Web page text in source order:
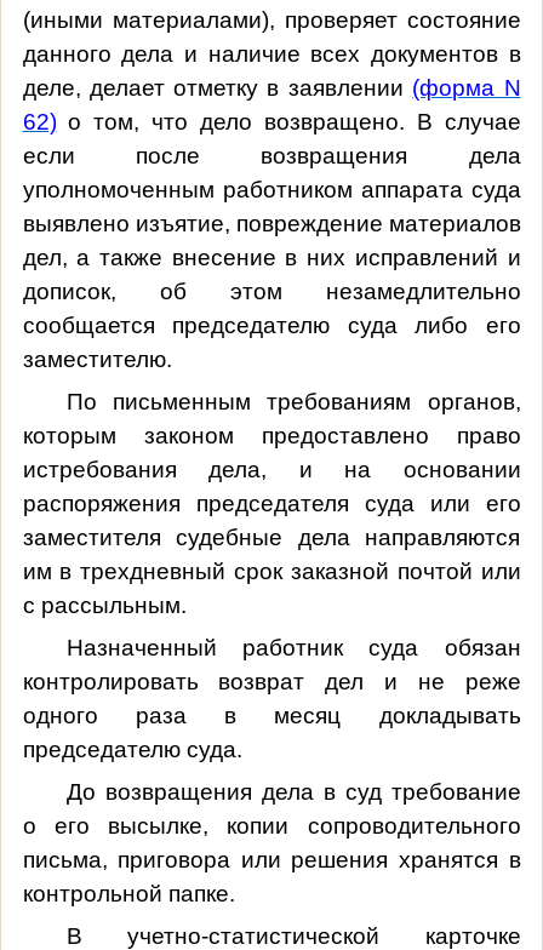
(иными материалами), проверяет состояние
данного дела и наличие всех документов в
деле, делает отметку в заявлении (форма N
62)о том, что дело возвращено. В случае
если после возвращения дела
уполномоченным работником аппарата суда
выявлено изъятие, повреждение материалов
дел, а также внесение в них исправлений и
дописок, об этом незамедлительно
сообщается председателю суда либо его
заместителю.
По письменным требованиям органов,
которым законом предоставлено право
истребования дела, и на основании
распоряжения председателя суда или его
заместителя судебные дела направляются
им в трехдневный срок заказной почтой или
с рассыльным.
Назначенный работник суда обязан
контролировать возврат дел и не реже
одного раза в месяц докладывать
председателю суда.
До возвращения дела в суд требование
о его высылке, копии сопроводительного
письма, приговора или решения хранятся в
контрольной папке.
В учетно-статистической карточке